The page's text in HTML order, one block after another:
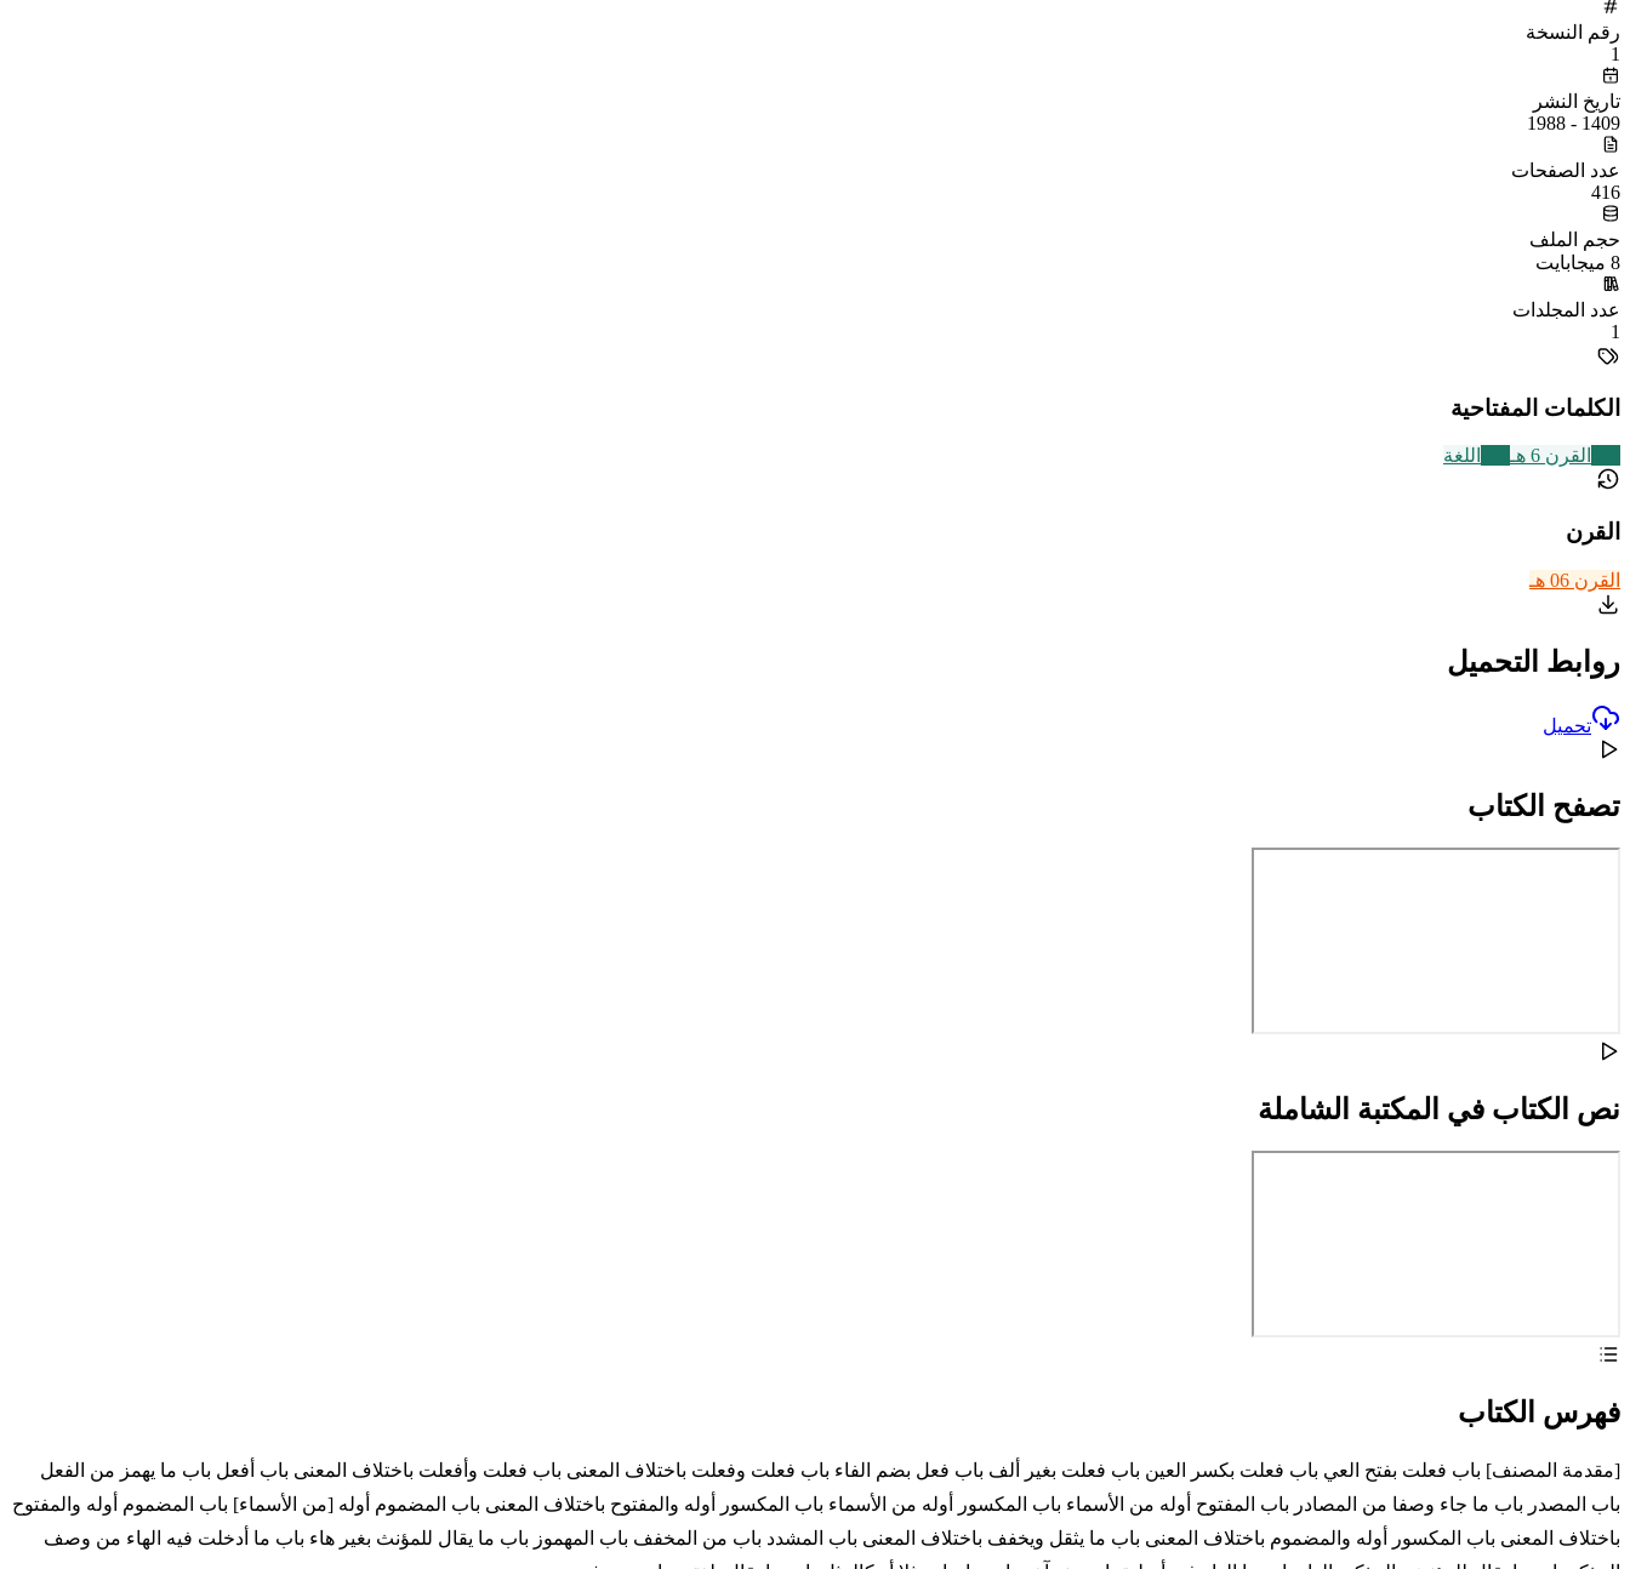
رقم النسخة
1
تاريخ النشر
1409 - 1988
عدد الصفحات
416
حجم الملف
8 ميجابايت
عدد المجلدات
1
الكلمات المفتاحية
القرن 6 هـ اللغة
القرن
القرن 06 هـ
روابط التحميل
تحميل
تصفح الكتاب
نص الكتاب في المكتبة الشاملة
فهرس الكتاب
[مقدمة المصنف] باب فعلت بفتح العي باب فعلت بكسر العين باب فعلت بغير ألف باب فعل بضم الفاء باب فعلت وفعلت باختلاف المعنى باب فعلت وأفعلت باختلاف المعنى باب أفعل باب ما يهمز من الفعل
باب المصدر باب ما جاء وصفا من المصادر باب المفتوح أوله من الأسماء باب المكسور أوله من الأسماء باب المكسور أوله والمفتوح باختلاف المعنى باب المضموم أوله [من الأسماء] باب المضموم أوله والمفتوح
باختلاف المعنى باب المكسور أوله والمضموم باختلاف المعنى باب ما يثقل ويخفف باختلاف المعنى باب المشدد باب من المخفف باب المهموز باب ما يقال للمؤنث بغير هاء باب ما أدخلت فيه الهاء من وصف